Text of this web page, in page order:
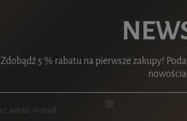
Zdobądź 5 % rabatu na pierwsze zakupy!